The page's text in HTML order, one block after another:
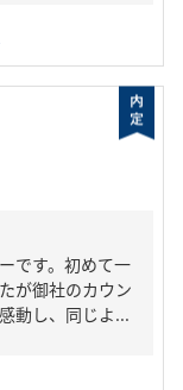
です。初めて一
が御社のカウン
動し、同じよ...